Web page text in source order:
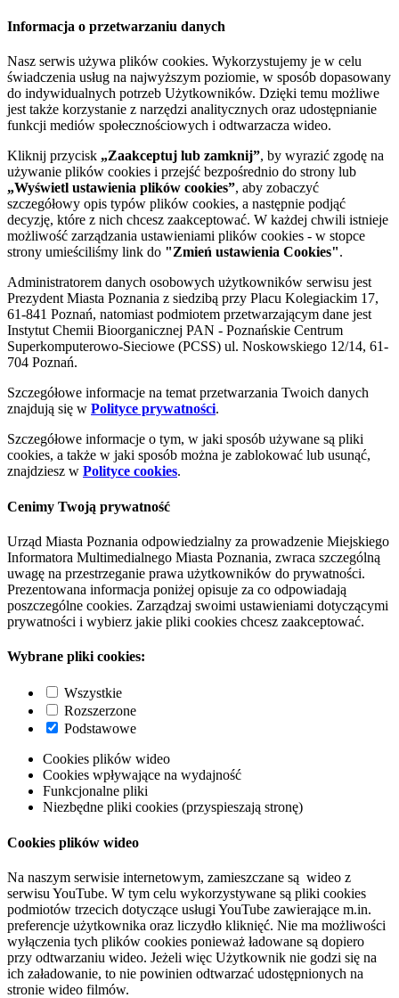
Informacja o przetwarzaniu danych
Nasz serwis używa plików cookies. Wykorzystujemy je w celu
świadczenia usług na najwyższym poziomie, w sposób dopasowany
do indywidualnych potrzeb Użytkowników. Dzięki temu możliwe
jest także korzystanie z narzędzi analitycznych oraz udostępnianie
funkcji mediów społecznościowych i odtwarzacza wideo.
Kliknij przycisk „Zaakceptuj lub zamknij”, by wyrazić zgodę na
używanie plików cookies i przejść bezpośrednio do strony lub
„Wyświetl ustawienia plików cookies”, aby zobaczyć
szczegółowy opis typów plików cookies, a następnie podjąć
decyzję, które z nich chcesz zaakceptować. W każdej chwili istnieje
możliwość zarządzania ustawieniami plików cookies - w stopce
strony umieściliśmy link do "Zmień ustawienia Cookies".
Administratorem danych osobowych użytkowników serwisu jest
Prezydent Miasta Poznania z siedzibą przy Placu Kolegiackim 17,
61-841 Poznań, natomiast podmiotem przetwarzającym dane jest
Instytut Chemii Bioorganicznej PAN - Poznańskie Centrum
Superkomputerowo-Sieciowe (PCSS) ul. Noskowskiego 12/14, 61-
704 Poznań.
Szczegółowe informacje na temat przetwarzania Twoich danych
znajdują się w Polityce prywatności.
Szczegółowe informacje o tym, w jaki sposób używane są pliki
cookies, a także w jaki sposób można je zablokować lub usunąć,
znajdziesz w Polityce cookies.
Cenimy Twoją prywatność
Urząd Miasta Poznania odpowiedzialny za prowadzenie Miejskiego
Informatora Multimedialnego Miasta Poznania, zwraca szczególną
uwagę na przestrzeganie prawa użytkowników do prywatności.
Prezentowana informacja poniżej opisuje za co odpowiadają
poszczególne cookies. Zarządzaj swoimi ustawieniami dotyczącymi
prywatności i wybierz jakie pliki cookies chcesz zaakceptować.
Wybrane pliki cookies:
Wszystkie
Rozszerzone
Podstawowe
Cookies plików wideo
Cookies wpływające na wydajność
Funkcjonalne pliki
Niezbędne pliki cookies (przyspieszają stronę)
Cookies plików wideo
Na naszym serwisie internetowym, zamieszczane są wideo z
serwisu YouTube. W tym celu wykorzystywane są pliki cookies
podmiotów trzecich dotyczące usługi YouTube zawierające m.in.
preferencje użytkownika oraz liczydło kliknięć. Nie ma możliwości
wyłączenia tych plików cookies ponieważ ładowane są dopiero
przy odtwarzaniu wideo. Jeżeli więc Użytkownik nie godzi się na
ich załadowanie, to nie powinien odtwarzać udostępnionych na
stronie wideo filmów.